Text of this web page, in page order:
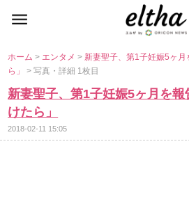
ホーム> エンタメ> 新妻聖子、第1子妊娠5ヶ
ら」> 写真・詳細 1枚目
新妻聖子、第1子妊娠5ヶ月を
けたら」
2018-02-11 15:05